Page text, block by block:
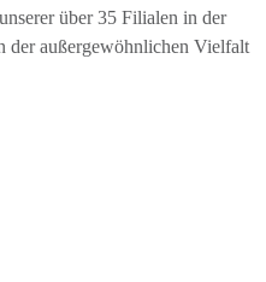
über 35 Filialen in der
außergewöhnlichen Vielfalt